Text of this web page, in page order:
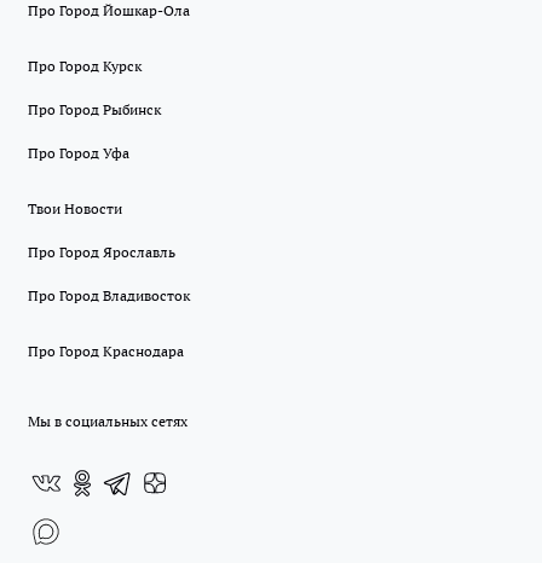
Про Город Йошкар-Ола
Про Город Курск
Про Город Рыбинск
Про Город Уфа
Твои Новости
Про Город Ярославль
Про Город Владивосток
Про Город Краснодара
Мы в социальных сетях